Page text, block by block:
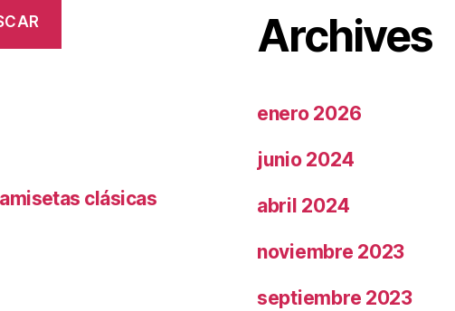
clásicas
Archives
enero 2026
junio 2024
abril 2024
noviembre 2023
septiembre 2023